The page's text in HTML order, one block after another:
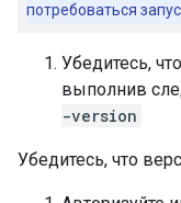
потребоваться
Убедитесь,
выполнив
-version
Убедитесь, что